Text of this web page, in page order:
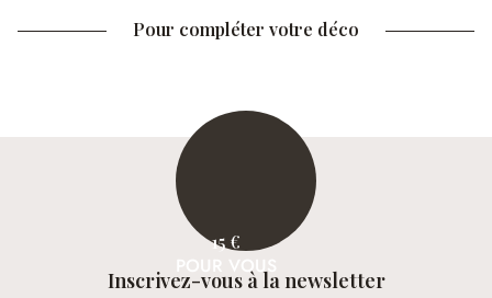
Pour compléter votre déco
15 €
POUR VOUS
Inscrivez-vous à la newsletter